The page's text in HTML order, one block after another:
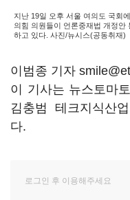
지난 19일 오후 서울 여의도 국회
의힘 의원들이 언론중재법 개정안
하고 있다. 사진/뉴시스(공동취재)
이범종 기자
이 기사는 뉴스토마
김충범 테크지식산
다.